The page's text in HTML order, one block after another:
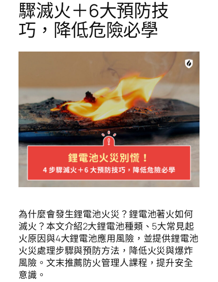
驟滅火＋6大預防技
巧，降低危險必學
為什麼會發生鋰電池火災？鋰電池著火如何
滅火？本文介紹2大鋰電池種類、5大常見起
火原因與4大鋰電池應用風險，並提供鋰電池
火災處理步驟與預防方法，降低火災與爆炸
風險。文末推薦防火管理人課程，提升安全
意識。